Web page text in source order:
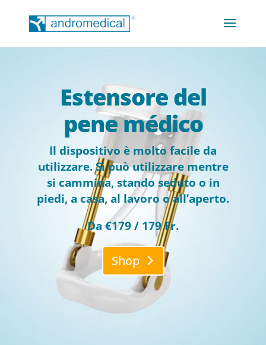
Estensore del
pene médico
Il dispositivo è molto facile da
utilizzare. Si può utilizzare mentre
si cammina, stando seduto o in
piedi, a casa, al lavoro o all’aperto.
Da €179 / 179 Fr.
Shop